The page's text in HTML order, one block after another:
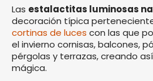
Las estalactitas luminosas
decoración típica
cortinas de luces con las que
el invierno cornisas, balcones,
pérgolas y terrazas, creando
mágica.